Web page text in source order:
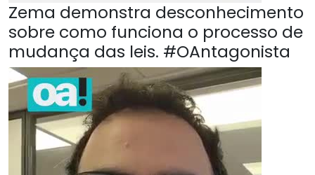
Zema demonstra desconhecimento
sobre como funciona o processo de
mudança das leis. #OAntagonista